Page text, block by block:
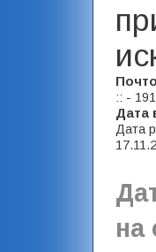
:: -
Дата
Дата
на